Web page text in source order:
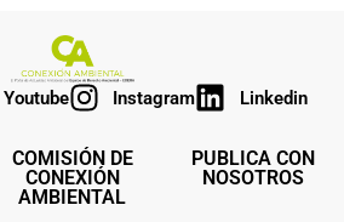
Youtube Instagram Linkedin
COMISIÓN DE
CONEXIÓN
AMBIENTAL
PUBLICA CON
NOSOTROS